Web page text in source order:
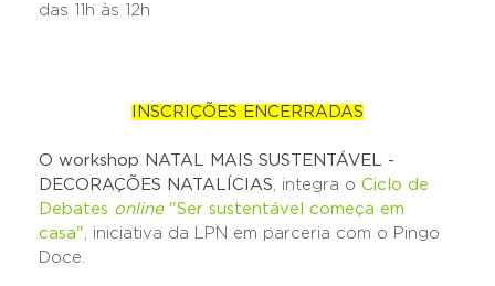
das 11h às 12h
INSCRIÇÕES ENCERRADAS
O workshop NATAL MAIS SUSTENTÁVEL -
DECORAÇÕES NATALÍCIAS, integra o Ciclo de
Debates online"Ser sustentável começa em
casa", iniciativa da LPN em parceria com o Pingo
Doce.